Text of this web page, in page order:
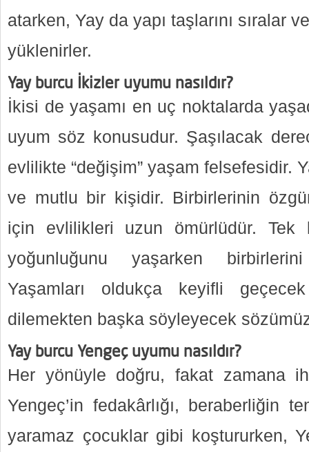
atarken, Yay da yapı taşlarını sıralar
yüklenirler.
Yay burcu İkizler uyumu nasıldır?
İkisi de yaşamı en uç noktalarda
uyum söz konusudur. Şaşılacak
evlilikte “değişim” yaşam felsefesidir.
ve mutlu bir kişidir. Birbirlerinin
için evlilikleri uzun ömürlüdür. Tek
yoğunluğunu yaşarken
Yaşamları oldukça keyifli
dilemekten başka söyleyecek
Yay burcu Yengeç uyumu nasıldır?
Her yönüyle doğru, fakat zamana
Yengeç’in fedakârlığı, beraberliğin
yaramaz çocuklar gibi koştururken,